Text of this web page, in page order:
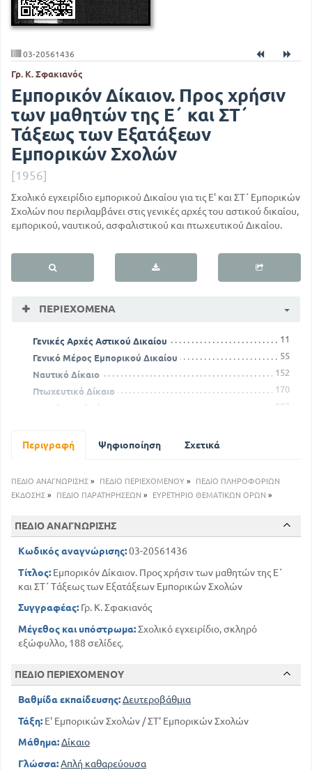
03-20561436
Γρ. Κ. Σφακιανός
Εμπορικόν Δίκαιον. Προς χρήσιν
των μαθητών της Ε΄ και ΣΤ΄
Τάξεως των Εξατάξεων
Εμπορικών Σχολών
[1956]
Σχολικό εγχειρίδιο εμπορικού Δικαίου για τις Ε' και ΣΤ΄ Εμπορικών
Σχολών που περιλαμβάνει στις γενικές αρχές του αστικού δικαίου,
εμπορικού, ναυτικού, ασφαλιστικού και πτωχευτικού Δικαίου.
ΠΕΡΙΕΧΌΜΕΝΑ
Γενικές Αρχές Αστικού Δικαίου
11
Γενικό Μέρος Εμπορικού Δικαίου
55
Ναυτικό Δίκαιο
152
Πτωχευτικό Δίκαιο
170
Ασφαλιστικό Δίκαιο
182
Περιγραφή Ψηφιοποίηση Σχετικά
ΠΕΔΙΟ ΑΝΑΓΝΩΡΙΣΗΣ » ΠΕΔΙΟ ΠΕΡΙΕΧΟΜΕΝΟΥ »
ΠΕΔΙΟ ΠΛΗΡΟΦΟΡΙΩΝ
ΕΚΔΟΣΗΣ » ΠΕΔΙΟ ΠΑΡΑΤΗΡΗΣΕΩΝ » ΕΥΡΕΤΗΡΙΟ ΘΕΜΑΤΙΚΩΝ ΟΡΩΝ »
ΠΕΔΙΟ ΑΝΑΓΝΩΡΙΣΗΣ
Κωδικός αναγνώρισης:03-20561436
Τίτλος: Εμπορικόν Δίκαιον. Προς χρήσιν των μαθητών της Ε΄
και ΣΤ΄ Τάξεως των Εξατάξεων Εμπορικών Σχολών
Συγγραφέας: Γρ. Κ. Σφακιανός
Μέγεθος και υπόστρωμα:Σχολικό εγχειρίδιο, σκληρό
εξώφυλλο, 188 σελίδες.
ΠΕΔΙΟ ΠΕΡΙΕΧΟΜΕΝΟΥ
Βαθμίδα εκπαίδευσης:Δευτεροβάθμια
Τάξη: Ε' Εμπορικών Σχολών / ΣΤ' Εμπορικών Σχολών
Μάθημα:Δίκαιο
Γλώσσα:Απλή καθαρεύουσα